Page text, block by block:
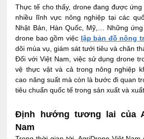
Thực tế cho thấy, drone đang được
nhiều lĩnh vực nông nghiệp tại các
Nhật Bản, Hàn Quốc, Mỹ,… Những
drone bao gồm việc lập bản đồ nông
dõi mùa vụ, giám sát tưới tiêu và chăn
Đối với Việt Nam, việc sử dụng drone
vệ thực vật và cả trong nông nghiệp
cao năng suất mà còn là bước đi quan
tiêu chuẩn quốc tế trong sản xuất và
Định hướng tương lai của
Nam